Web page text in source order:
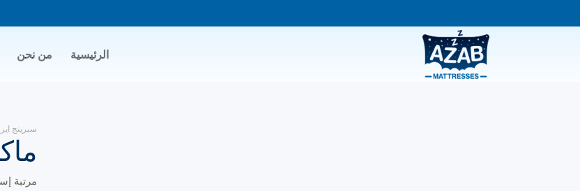
الرئيسية من نحن
سبرينج اير
مرتبة